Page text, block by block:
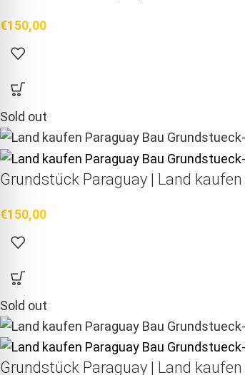
€150,00
Sold out
Grundstück Paraguay | Land kaufen
€150,00
Sold out
Grundstück Paraguay | Land kaufen